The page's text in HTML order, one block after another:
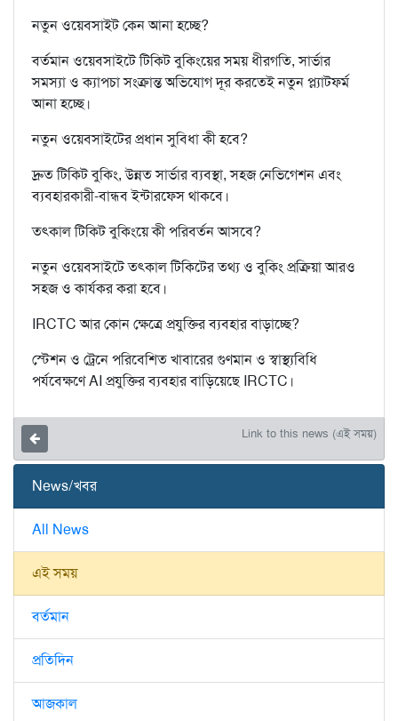
নতুন ওয়েবসাইট কেন আনা হচ্ছে?
বর্তমান ওয়েবসাইটে টিকিট বুকিংয়ের সময় ধীরগতি, সার্ভার
সমস্যা ও ক্যাপচা সংক্রান্ত অভিযোগ দূর করতেই নতুন প্ল্যাটফর্ম
আনা হচ্ছে।
নতুন ওয়েবসাইটের প্রধান সুবিধা কী হবে?
দ্রুত টিকিট বুকিং, উন্নত সার্ভার ব্যবস্থা, সহজ নেভিগেশন এবং
ব্যবহারকারী-বান্ধব ইন্টারফেস থাকবে।
তৎকাল টিকিট বুকিংয়ে কী পরিবর্তন আসবে?
নতুন ওয়েবসাইটে তৎকাল টিকিটের তথ্য ও বুকিং প্রক্রিয়া আরও
সহজ ও কার্যকর করা হবে।
IRCTC আর কোন ক্ষেত্রে প্রযুক্তির ব্যবহার বাড়াচ্ছে?
স্টেশন ও ট্রেনে পরিবেশিত খাবারের গুণমান ও স্বাস্থ্যবিধি
পর্যবেক্ষণে AI প্রযুক্তির ব্যবহার বাড়িয়েছে IRCTC।
Link to this news (এই সময়)
News/খবর
All News
এই সময়
বর্তমান
প্রতিদিন
আজকাল